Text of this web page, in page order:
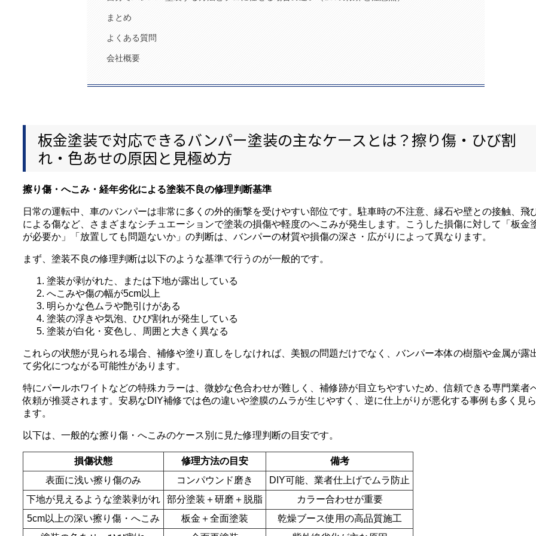
まとめ
よくある質問
会社概要
板金塗装で対応できるバンパー塗装の主なケースとは？擦り傷・ひび割
れ・色あせの原因と見極め方
擦り傷・へこみ・経年劣化による塗装不良の修理判断基準
日常の運転中、車のバンパーは非常に多くの外的衝撃を受けやすい部位です。駐車時の不注意、縁石や壁との接触、飛
による傷など、さまざまなシチュエーションで塗装の損傷や軽度のへこみが発生します。こうした損傷に対して「板金
が必要か」「放置しても問題ないか」の判断は、バンパーの材質や損傷の深さ・広がりによって異なります。
まず、塗装不良の修理判断は以下のような基準で行うのが一般的です。
塗装が剥がれた、または下地が露出している
へこみや傷の幅が5cm以上
明らかな色ムラや艶引けがある
塗装の浮きや気泡、ひび割れが発生している
塗装が白化・変色し、周囲と大きく異なる
これらの状態が見られる場合、補修や塗り直しをしなければ、美観の問題だけでなく、バンパー本体の樹脂や金属が露
て劣化につながる可能性があります。
特にパールホワイトなどの特殊カラーは、微妙な色合わせが難しく、補修跡が目立ちやすいため、信頼できる専門業者
依頼が推奨されます。安易なDIY補修では色の違いや塗膜のムラが生じやすく、逆に仕上がりが悪化する事例も多く見
ます。
以下は、一般的な擦り傷・へこみのケース別に見た修理判断の目安です。
損傷状態 修理方法の目安
備考
表面に浅い擦り傷のみ
コンパウンド磨き
DIY可能、業者仕上げでムラ防止
下地が見えるような塗装剥がれ
部分塗装＋研磨＋脱脂
カラー合わせが重要
5cm以上の深い擦り傷・へこみ
板金＋全面塗装
乾燥ブース使用の高品質施工